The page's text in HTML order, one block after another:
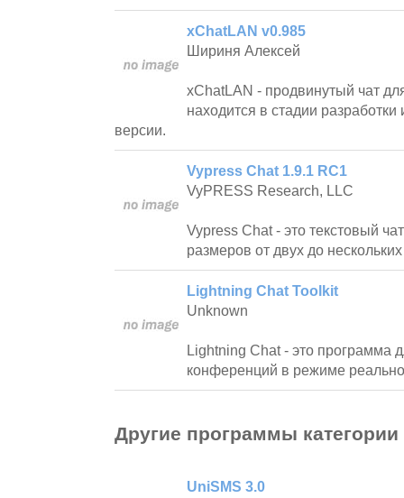
xChatLAN v0.985
Шириня Алексей
xChatLAN - продвинутый чат
находится в стадии разработки
версии.
Vypress Chat 1.9.1 RC1
VyPRESS Research, LLC
Vypress Chat - это текстовый
размеров от двух до
Lightning Chat Toolkit
Unknown
Lightning Chat - это программа
конференций в режиме
Другие программы категории
UniSMS 3.0